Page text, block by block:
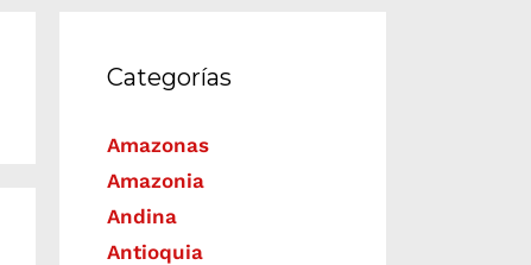
Categorías
Amazonas
Amazonia
Andina
Antioquia